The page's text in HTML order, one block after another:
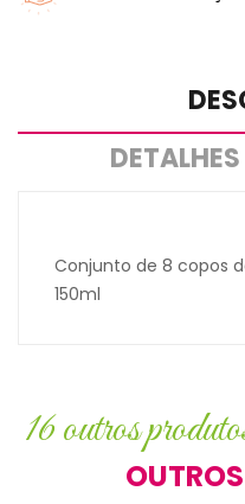
Conjunto de 8 copos
150ml
16 outros